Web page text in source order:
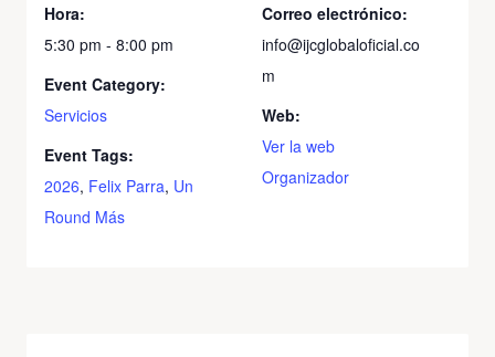
Hora:
5:30 pm - 8:00 pm
Event Category:
Servicios
Event Tags:
2026, Felix Parra, Un
Round Más
Correo electrónico:
info@ijcglobaloficial.co
m
Web:
Ver la web
Organizador